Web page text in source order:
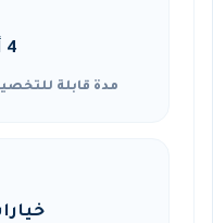
4 أسبوع
مدة قابلة